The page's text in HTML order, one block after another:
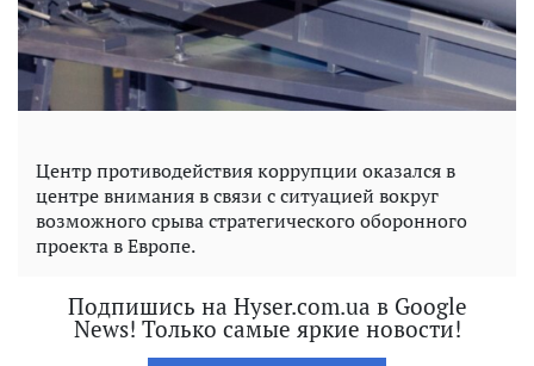
Центр противодействия коррупции оказался в
центре внимания в связи с ситуацией вокруг
возможного срыва стратегического оборонного
проекта в Европе.
Подпишись на Hyser.com.ua в Google
News! Только самые яркие новости!